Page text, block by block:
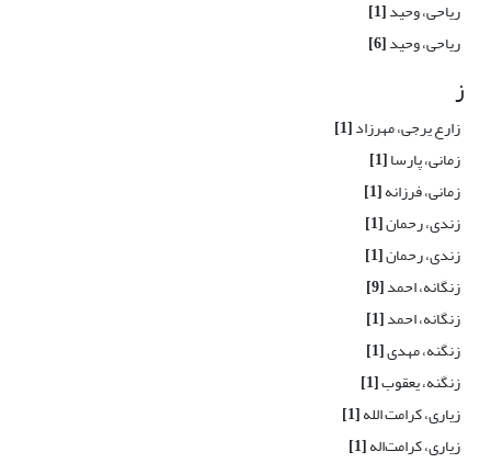
ریاحی، وحید[1]
ریاحی، وحید[6]
ز
زارع یرجی، مهرزاد[1]
زمانی، پارسا[1]
زمانی، فرزانه[1]
زندی، رحمان[1]
زندی، رحمان[1]
زنگانه، احمد[9]
زنگانه، احمد[1]
زنگنه، مهدی[1]
زنگنه، یعقوب[1]
زیاری، کرامت الله[1]
زیاری، کرامت‌اله[1]